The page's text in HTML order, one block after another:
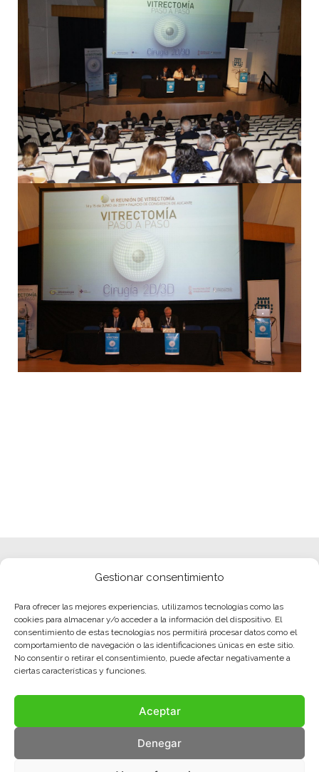
Gestionar consentimiento
Para ofrecer las mejores experiencias, utilizamos tecnologías como las
cookies para almacenar y/o acceder a la información del dispositivo. El
consentimiento de estas tecnologías nos permitirá procesar datos como el
comportamiento de navegación o las identificaciones únicas en este sitio.
No consentir o retirar el consentimiento, puede afectar negativamente a
ciertas características y funciones.
Aceptar
Denegar